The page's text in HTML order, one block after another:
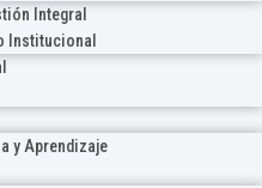
Integral
Institucional
y Aprendizaje